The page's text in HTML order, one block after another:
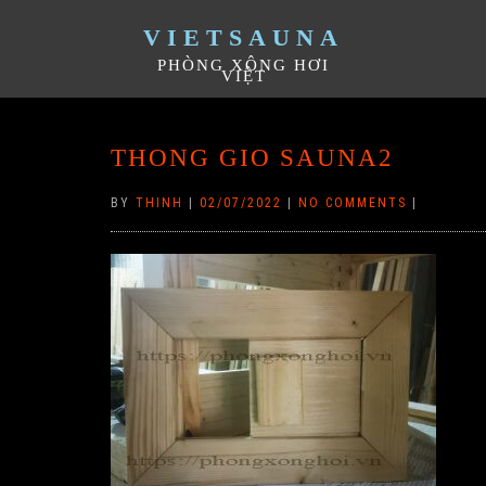
VIETSAUNA
PHÒNG XÔNG HƠI
VIỆT
THONG GIO SAUNA2
BY THINH 02/07/2022 NO COMMENTS